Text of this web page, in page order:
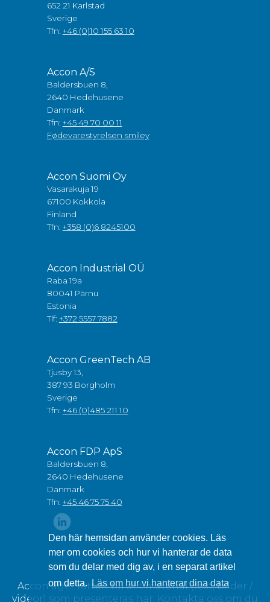
Den här hemsidan använder cookies. Läs
mer om cookies och hur vi hanterar de data
som du delar med dig av, i en separat artikel
om detta.Läs om hur vi hanterar dina data
652 21 Karlstad
Sverige
Tfn: +46 (0)10 155 63 10
Accon A/S
Baldersbuen 8,
2640 Hedehusene
Danmark
Tfn: +45 49 70 00 11
Fødevarestyrelsen smiley
Accon Suomi Oy
Vasarakuja 19
67100 Kokkola
Finland
Tfn: +358 (0)6 8245100
Accon Industrial OÜ
Raba 19a
80041 Pärnu
Estonia
Tlf: +372 5557 7882
Accon GreenTech AB
Tjusby 13,
387 93 Borgholm
Sverige
Tfn: +46 (0)485 211 10
Accon FDP ApS
Baldersbuen 8,
2640 Hedehusene
Danmark
Tfn: +45 46 75 75 40
Accon äger rätten till allt material (text, bilder /
videor) som presenteras här. Kontakta oss om du